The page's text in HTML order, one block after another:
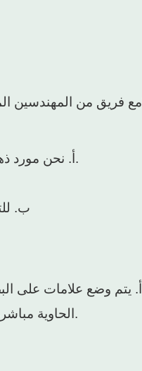
أ. نحن مورد ذهبي على موقع علي بابا، ونعمل في مجال التصدير منذ 10 سنوات، وقد تم تصدير بضائعنا إلى أكثر من 40 دولة.
ب.
أ. يتم وضع علامات على
الحاوية مباشرة (نقترح عليك شراء حاوية كاملة حتى نتمكن من سحب الحاوية إلى مصنعنا وتحميل جميع البضائع بشكل جيد).